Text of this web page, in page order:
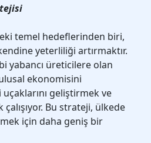
temel hedeflerinden biri,
yeterliliği artırmaktır.
yabancı üreticilere olan
ulusal ekonomisini
geliştirmek ve
Bu strateji, ülkede
için daha geniş bir